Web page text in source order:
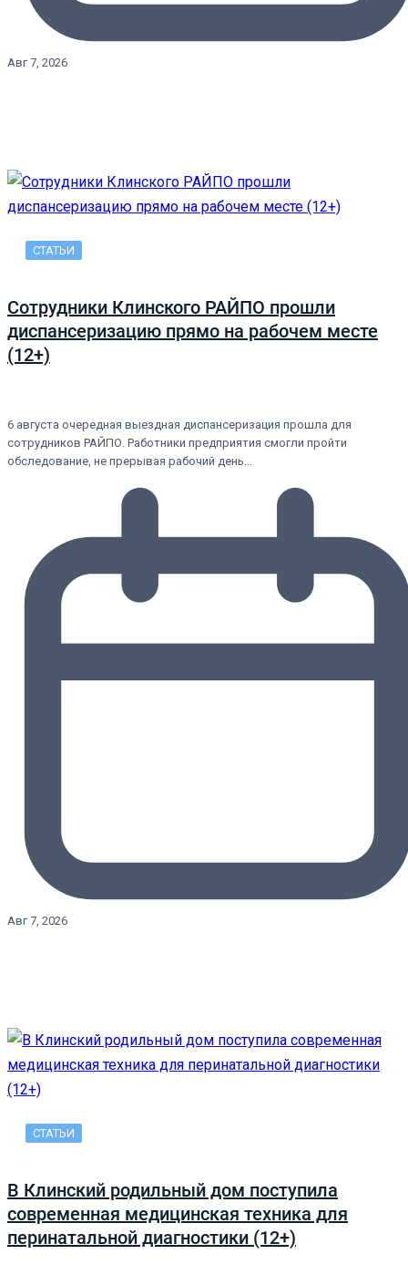
Авг 7, 2026
СТАТЬИ
Сотрудники Клинского РАЙПО прошли
диспансеризацию прямо на рабочем месте
(12+)
6 августа очередная выездная диспансеризация прошла для
сотрудников РАЙПО. Работники предприятия смогли пройти
обследование, не прерывая рабочий день…
Авг 7, 2026
СТАТЬИ
В Клинский родильный дом поступила
современная медицинская техника для
перинатальной диагностики (12+)